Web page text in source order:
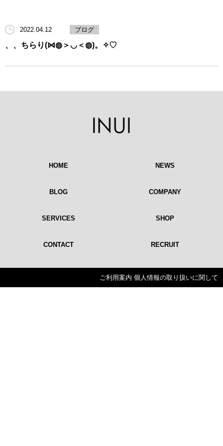
2022.04.12 ブログ
、、ちらり(⋈◍＞◡＜◍)。✧♡
HOME NEWS
BLOG COMPANY
SERVICES SHOP
CONTACT RECRUIT
ご利用案内 個人情報の取り扱いに関して